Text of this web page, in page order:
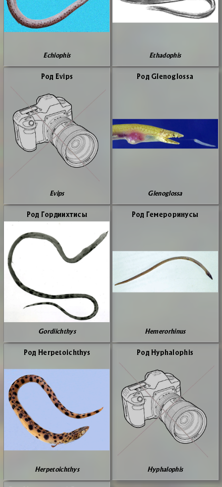
Echiophis Ethadophis
Род Evips
Evips
Род Glenoglossa
Glenoglossa
Род Гор­ди­их­ти­сы
Gordiichthys
Род Ге­ме­ро­ри­ну­сы
Hemerorhinus
Род Herpetoichthys
Herpetoichthys
Род Hyphalophis
Hyphalophis